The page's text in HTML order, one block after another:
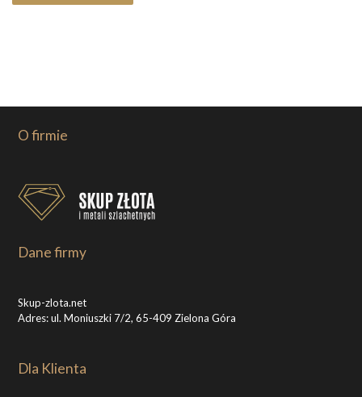
O firmie
Dane firmy
Skup-zlota.net
Adres: ul. Moniuszki 7/2, 65-409 Zielona Góra
Dla Klienta